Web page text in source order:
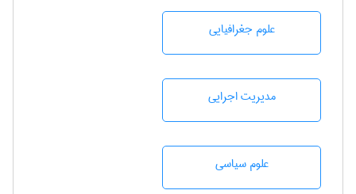
علوم جغرافيايی
مديريت اجرايی
علوم سياسی